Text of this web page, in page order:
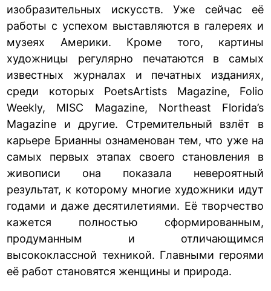
изобразительных искусств. Уже сейчас её
работы с успехом выставляются в галереях и
музеях Америки. Кроме того, картины
художницы регулярно печатаются в самых
известных журналах и печатных изданиях,
среди которых PoetsArtists Magazine, Folio
Weekly, MISC Magazine, Northeast Florida’s
Magazine и другие. Стремительный взлёт в
карьере Брианны ознаменован тем, что уже на
самых первых этапах своего становления в
живописи она показала невероятный
результат, к которому многие художники идут
годами и даже десятилетиями. Её творчество
кажется полностью сформированным,
продуманным и отличающимся
высококлассной техникой. Главными героями
её работ становятся женщины и природа.